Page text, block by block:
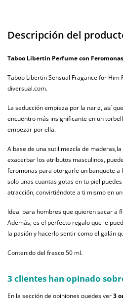
Descripción del
Taboo Libertin Perfume con
Taboo Libertin Sensual Fragance for Him
diversual.com.
La seducción empieza por la nariz, así
encuentro más insignificante en un
empezar por ella.
A base de una sutil mezcla de
exacerbar los atributos masculinos,
feromonas para otorgarle un banquete a
solo unas cuantas gotas en tu piel
atracción, convirtiéndote a ti mismo en
Ideal para hombres que quieren sacar a
Además, es el perfecto regalo que le
la pasión y hacerlo sentir como el galán
Contenido del frasco 50 ml.
3 clientes han opinado
En la sección de opiniones puedes ver3